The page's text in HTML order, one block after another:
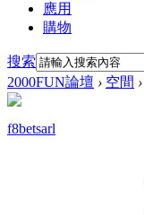
應用
購物
搜索
2000FUN論壇 › 空間 ›
f8betsarl